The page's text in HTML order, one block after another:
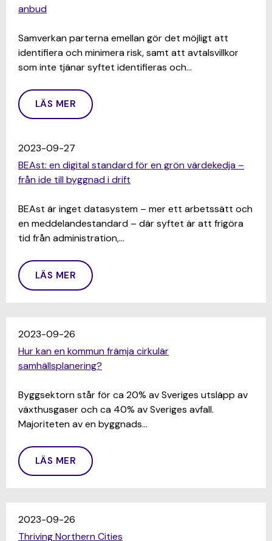
anbud
Samverkan parterna emellan gör det möjligt att
identifiera och minimera risk, samt att avtalsvillkor
som inte tjänar syftet identifieras och…
LÄS MER
2023-09-27
BEAst: en digital standard för en grön värdekedja –
från ide till byggnad i drift
BEAst är inget datasystem – mer ett arbetssätt och
en meddelandestandard – där syftet är att frigöra
tid från administration,…
LÄS MER
2023-09-26
Hur kan en kommun främja cirkulär
samhällsplanering?
Byggsektorn står för ca 20% av Sveriges utsläpp av
växthusgaser och ca 40% av Sveriges avfall.
Majoriteten av en byggnads…
LÄS MER
2023-09-26
Thriving Northern Cities